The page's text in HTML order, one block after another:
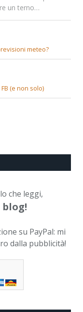
un terno…
meteo?
(e non solo)
che leggi,
su PayPal: mi
dalla pubblicità!